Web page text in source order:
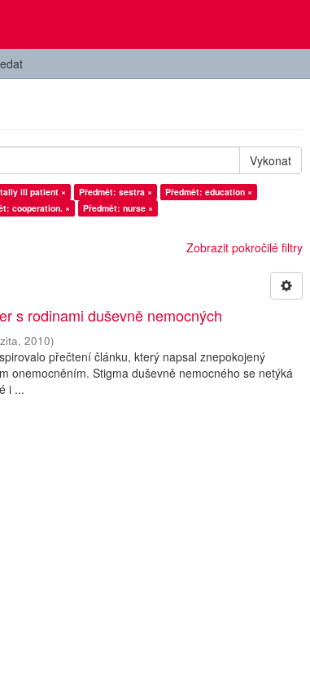
Vykonat
ill patient × Předmět: sestra ×
Předmět: education ×
cooperation. ×
Předmět: nurse ×
Zobrazit pokročilé filtry
s rodinami duševně nemocných
,2010)
přečtení článku, který napsal znepokojený
onemocněním. Stigma duševně nemocného se netýká
i ...